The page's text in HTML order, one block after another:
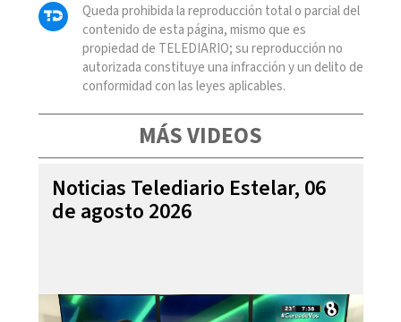
Queda prohibida la reproducción total o parcial del
contenido de esta página, mismo que es
propiedad de TELEDIARIO; su reproducción no
autorizada constituye una infracción y un delito de
conformidad con las leyes aplicables.
MÁS VIDEOS
Noticias Telediario Estelar, 06
de agosto 2026